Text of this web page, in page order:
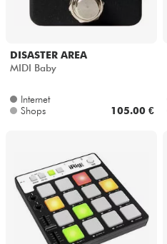
DISASTER AREA
MIDI Baby
Internet
Shops
105.00 €